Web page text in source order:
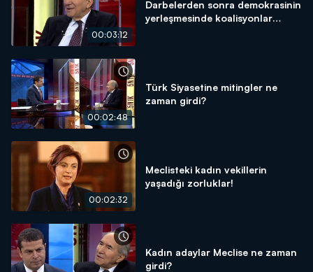
00:03:12
Darbelerden sonra demokrasinin
yerleşmesinde koalisyonlar
00:02:48
Türk Siyasetine mitingler ne
zaman girdi?
00:02:32
Meclisteki kadın vekillerin
yaşadığı zorluklar!
Kadın adaylar Meclise ne zaman
girdi?